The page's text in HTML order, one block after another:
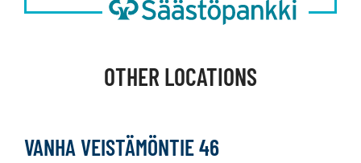
OTHER LOCATIONS
VANHA VEISTÄMÖNTIE 46